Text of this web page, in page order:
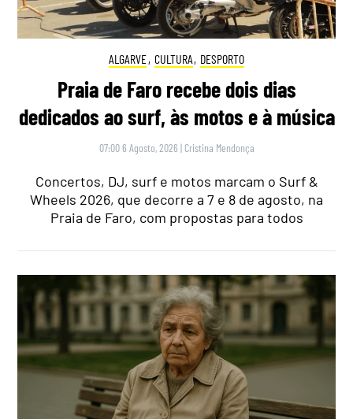
ALGARVE, CULTURA, DESPORTO
Praia de Faro recebe dois dias
dedicados ao surf, às motos e à música
07:00 6 Agosto, 2026 | Cristina Mendonça
Concertos, DJ, surf e motos marcam o Surf &
Wheels 2026, que decorre a 7 e 8 de agosto, na
Praia de Faro, com propostas para todos